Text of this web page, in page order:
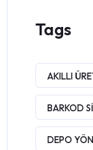
Tags
AKILLI
BARKOD
DEPO